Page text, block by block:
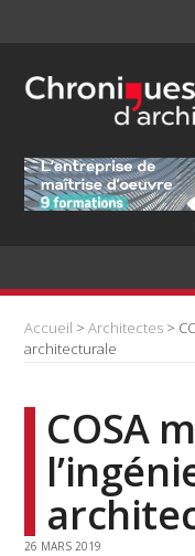
Accueil >Architectes >
architecturale
COSA
26 MARS 2019